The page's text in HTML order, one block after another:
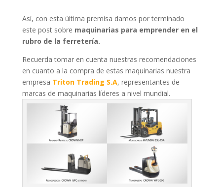
Así, con esta última premisa damos por terminado
este post sobre maquinarias para emprender en el
rubro de la ferretería.
Recuerda tomar en cuenta nuestras recomendaciones
en cuanto a la compra de estas maquinarias nuestra
empresa Triton Trading S.A, representantes de
marcas de maquinarias líderes a nivel mundial.